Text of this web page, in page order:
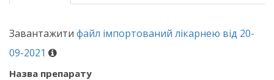
Завантажити файл імпортований лікарнею від 20-
09-2021
Назва препарату